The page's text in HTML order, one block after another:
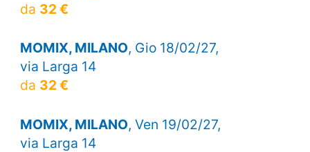
da 32 €
MOMIX, MILANO, Gio 18/02/27,
via Larga 14
da 32 €
MOMIX, MILANO, Ven 19/02/27,
via Larga 14